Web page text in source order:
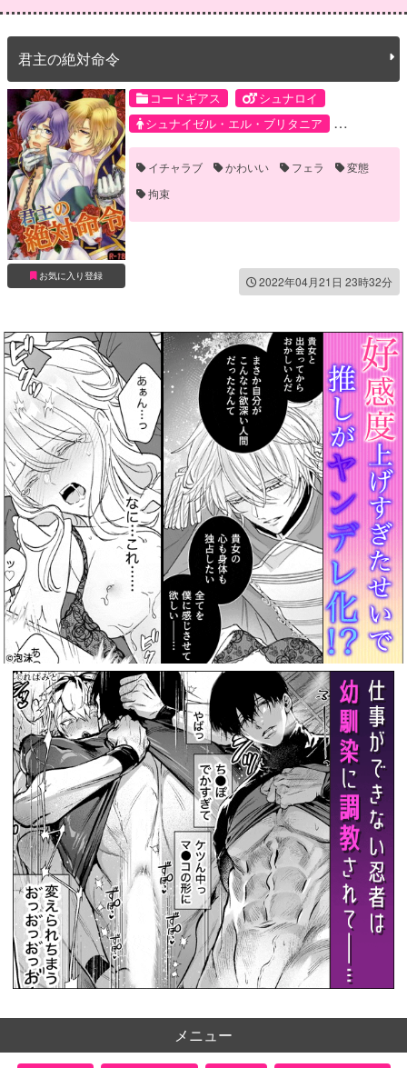
君主の絶対命令
お気に入り登録
コードギアス
シュナロイ
シュナイゼル・エル・ブリタニア
ロイド・アスプルンド
イチャラブ かわいい フェラ
変態
拘束
2022年04月21日 23時32分
メニュー